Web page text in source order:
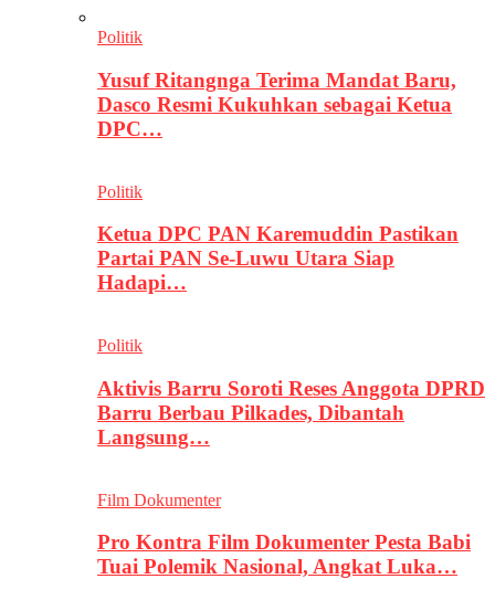
Politik
Yusuf Ritangnga Terima Mandat Baru,
Dasco Resmi Kukuhkan sebagai Ketua
DPC…
Politik
Ketua DPC PAN Karemuddin Pastikan
Partai PAN Se-Luwu Utara Siap
Hadapi…
Politik
Aktivis Barru Soroti Reses Anggota DPRD
Barru Berbau Pilkades, Dibantah
Langsung…
Film Dokumenter
Pro Kontra Film Dokumenter Pesta Babi
Tuai Polemik Nasional, Angkat Luka…